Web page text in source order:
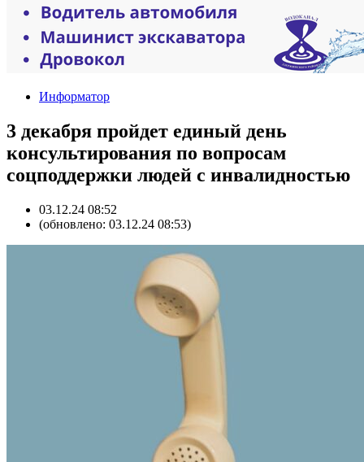
Информатор
3 декабря пройдет единый день
консультирования по вопросам
соцподдержки людей с инвалидностью
03.12.24 08:52
(обновлено: 03.12.24 08:53)